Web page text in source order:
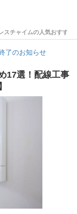
スチャイムの人気おすす
了のお知らせ
17選！配線工事